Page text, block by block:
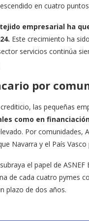
en cuatro
empresarial ha
Este crecimiento ha
servicios continúa
por
las pequeñas
como en
Por comunidades,
Navarra y el País
el papel de
de cada cuatro pymes
plazo de dos años.